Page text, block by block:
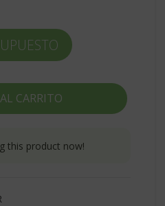
CARRITO
this product now!